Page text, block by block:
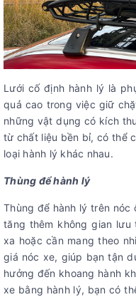
Lưới cố định hành lý là
quả cao trong việc giữ
những vật dụng có kích
từ chất liệu bền bỉ, có thể
loại hành lý khác nhau.
Thùng để hành lý
Thùng để hành lý trên nóc
tăng thêm không gian
xa hoặc cần mang theo
giá nóc xe, giúp bạn tận
hưởng đến khoang hành
xe bằng hành lý, bạn có